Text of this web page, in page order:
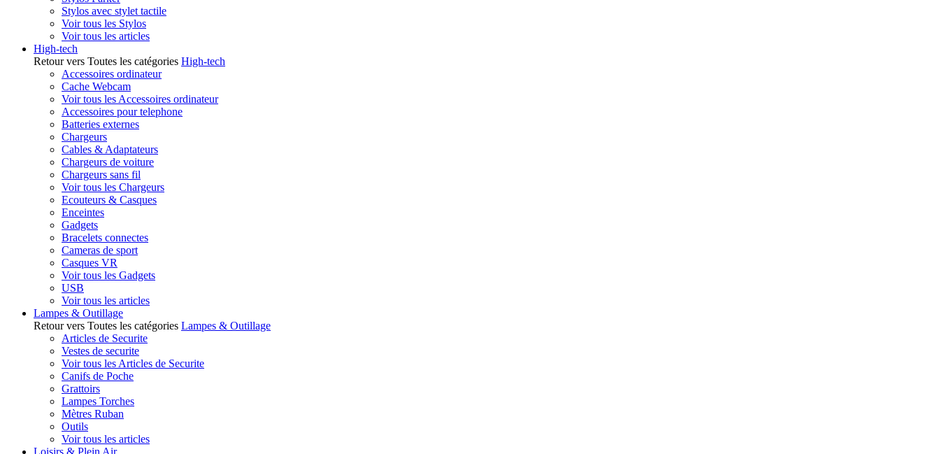
Stylos avec stylet tactile
Voir tous les Stylos
Voir tous les articles
High-tech
Retour vers Toutes les catégories High-tech
Accessoires ordinateur
Cache Webcam
Voir tous les Accessoires ordinateur
Accessoires pour telephone
Batteries externes
Chargeurs
Cables & Adaptateurs
Chargeurs de voiture
Chargeurs sans fil
Voir tous les Chargeurs
Ecouteurs & Casques
Enceintes
Gadgets
Bracelets connectes
Cameras de sport
Casques VR
Voir tous les Gadgets
USB
Voir tous les articles
Lampes & Outillage
Retour vers Toutes les catégories Lampes & Outillage
Articles de Securite
Vestes de securite
Voir tous les Articles de Securite
Canifs de Poche
Grattoirs
Lampes Torches
Mètres Ruban
Outils
Voir tous les articles
Loisirs & Plein Air